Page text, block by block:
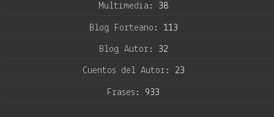
Multimedia: 38
Blog Forteano: 113
Blog Autor: 32
Cuentos del Autor: 23
Frases: 933